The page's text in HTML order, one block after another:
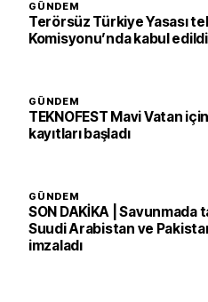
GÜNDEM
Terörsüz Türkiye Yasası
Komisyonu’nda kabul edildi
GÜNDEM
TEKNOFEST Mavi Vatan
kayıtları başladı
GÜNDEM
SON DAKİKA |
Suudi Arabistan ve
imzaladı